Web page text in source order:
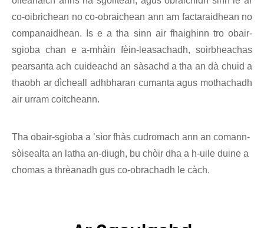
co-oibrichean no co-obraichean ann am factaraidhean no
companaidhean. Is e a tha sinn air fhaighinn tro obair-
sgioba chan e a-mhàin fèin-leasachadh, soirbheachas
pearsanta ach cuideachd an sàsachd a tha an dà chuid a
thaobh ar dìcheall adhbharan cumanta agus mothachadh
air urram coitcheann.
Tha obair-sgioba a ’sìor fhàs cudromach ann an comann-
sòisealta an latha an-diugh, bu chòir dha a h-uile duine a
chomas a thrèanadh gus co-obrachadh le càch.